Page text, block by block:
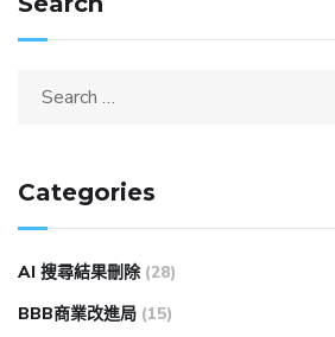
Categories
AI 搜尋結果刪除 (28)
BBB商業改進局 (15)